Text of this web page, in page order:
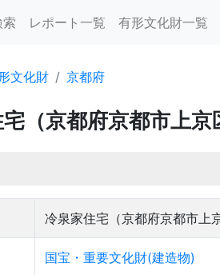
索 レポート一覧 有形文化財一覧
文化財 京都府
（京都府京都市上
冷泉家住宅（京都府京都市
国宝・重要文化財(建造物)